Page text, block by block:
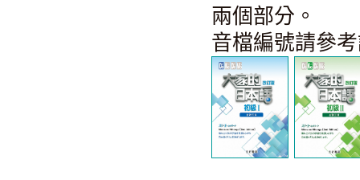
兩個部分。
音檔編號請參